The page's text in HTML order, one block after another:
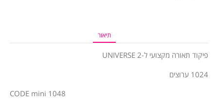
תיאור
פיקוד תאורה מקצועי ל-2 UNIVERSE
1024 ערוצים
CODE mini 1048